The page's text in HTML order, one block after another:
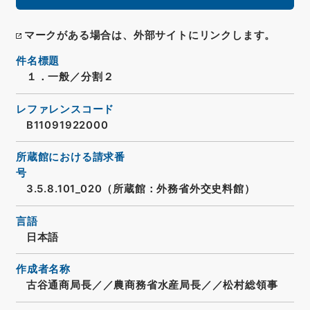
マークがある場合は、外部サイトにリンクします。
件名標題
１．一般／分割２
レファレンスコード
B11091922000
所蔵館における請求番
号
3.5.8.101_020（所蔵館：外務省外交史料館）
言語
日本語
作成者名称
古谷通商局長／／農商務省水産局長／／松村総領事